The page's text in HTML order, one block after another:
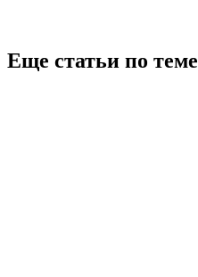
Еще статьи по теме